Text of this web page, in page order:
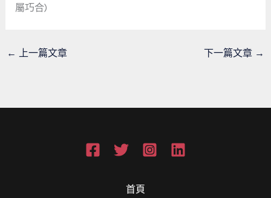
屬巧合)
← 上一篇文章 下一篇文章 →
首頁